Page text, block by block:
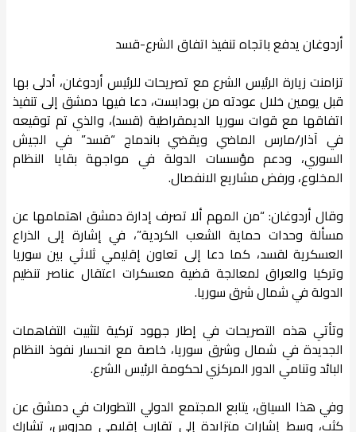
أردوغان يدفع باتجاه تنفيذ اتفاق الشرع-قسد
تزامنت زيارة الرئيس الشرع مع تصريحات للرئيس أردوغان، أدلى بها
قبل يومين خلال عودته من بودابست، دعا فيها دمشق إلى تنفيذ
اتفاقها مع قوات سوريا الديمقراطية (قسد)، والذي تم توقيعه
في آذار/مارس الماضي ويقضي باندماج “قسد” في الجيش
السوري، ودعم مؤسسات الدولة في مواجهة بقايا النظام
المخلوع، ورفض مشاريع الانفصال.
وقال أردوغان: “من المهم ألا تصرف إدارة دمشق اهتمامها عن
مسألة وحدات حماية الشعب الكردية”، في إشارة إلى الذراع
العسكرية لقسد، كما دعا إلى تعاون إقليمي ثلاثي بين سوريا
وتركيا والعراق لمعالجة قضية معسكرات اعتقال عناصر تنظيم
الدولة في شمال شرق سوريا.
وتأتي هذه التصريحات في إطار جهود تركية لتثبيت التفاهمات
الجديدة في شمال وشرق سوريا، خاصة مع انحسار نفوذ النظام
البائد وتنامي الدور المركزي لحكومة الرئيس الشرع.
وفي هذا السياق، يتابع المجتمع الدولي التطورات في دمشق عن
كثب، وسط إشارات متزايدة إلى تقارب إقليمي مدروس، تشارك